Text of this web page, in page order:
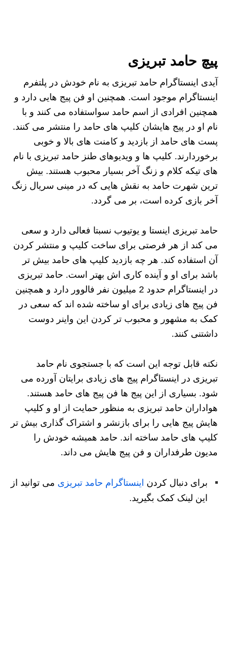
پیچ حامد تبریزی
آیدی اینستاگرام حامد تبریزی به نام خودش در پلتفرم
اینستاگرام موجود است. همچنین او فن پیج هایی دارد و
همچنین افرادی از اسم حامد سواستفاده می کنند و با
نام او در پیج هایشان کلیپ های حامد را منتشر می کنند.
پست های حامد از بازدید و کامنت های بالا و خوبی
برخوردارند. کلیپ ها و ویدیوهای طنز حامد تبریزی با نام
های تیکه کلام و زنگ آخر بسیار محبوب هستند. بیش
ترین شهرت حامد به نقش هایی که در مینی سریال زنگ
آخر بازی کرده است، بر می گردد.
حامد تبریزی اینستا و یوتیوب نسبتا فعالی دارد و سعی
می کند از هر فرصتی برای ساخت کلیپ و منتشر کردن
آن استفاده کند. هر چه بازدید کلیپ های حامد بیش تر
باشد برای او و آینده کاری اش بهتر است. حامد تبریزی
در اینستاگرام حدود 2 میلیون نفر فالوور دارد و همچنین
فن پیج های زیادی برای او ساخته شده اند که سعی در
کمک به مشهور و محبوب تر کردن این واینر دوست
داشتنی کنند.
نکته قابل توجه این است که با جستجوی نام حامد
تبریزی در اینستاگرام پیج های زیادی برایتان آورده می
شود. بسیاری از این پیج ها فن پیج های حامد هستند.
هواداران حامد تبریزی به منظور حمایت از او و کلیپ
هایش پیج هایی را برای بازنشر و اشتراک گذاری بیش تر
کلیپ های حامد ساخته اند. حامد همیشه خودش را
مدیون طرفداران و فن پیج هایش می داند.
برای دنبال کردن اینستاگرام حامد تبریزی می توانید از
این لینک کمک بگیرید.